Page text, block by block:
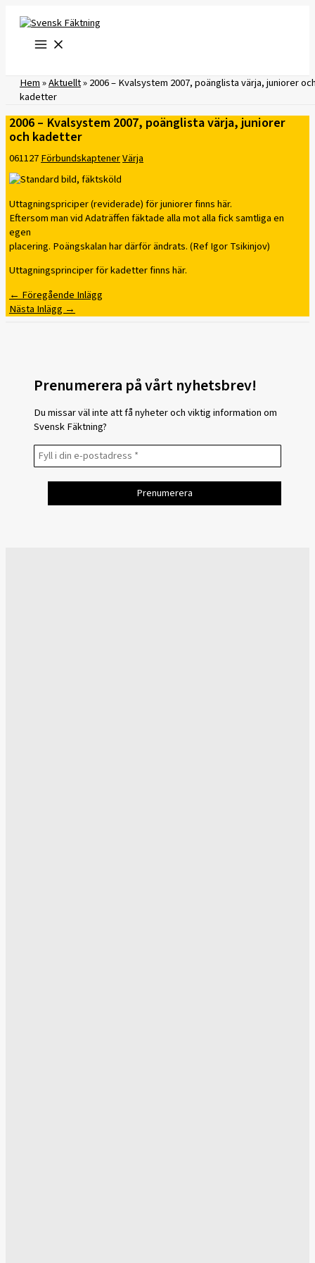
innehåll
Hem»Aktuellt»2006 – Kvalsystem 2007, poänglista värja, juniorer
kadetter
2006 – Kvalsystem 2007, poänglista värja, juniorer
och kadetter
061127FörbundskaptenerVärja
Uttagningspriciper (reviderade) för juniorer finns här.
Eftersom man vid Adaträffen fäktade alla mot alla fick samtliga en
egen
placering. Poängskalan har därför ändrats. (Ref Igor Tsikinjov)
Uttagningsprinciper för kadetter finns här.
← Föregående Inlägg
Nästa Inlägg →
Prenumerera på vårt nyhetsbrev!
Du missar väl inte att få nyheter och viktig information om
Svensk Fäktning?